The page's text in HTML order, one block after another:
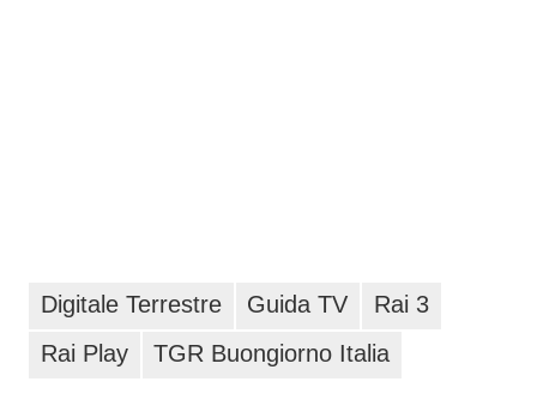
Digitale Terrestre Guida TV
Rai 3
Rai Play
TGR Buongiorno Italia